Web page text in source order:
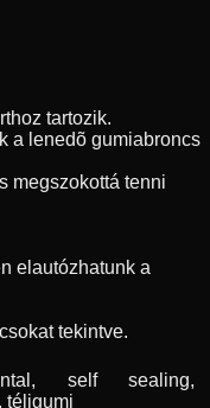
tartozik.
a lenedõ gumiabroncs
megszokottá tenni
elautózhatunk a
tekintve.